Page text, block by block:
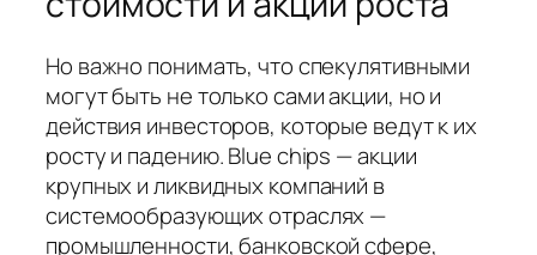
Но важно понимать, что спекулятивными
могут быть не только сами акции, но и
действия инвесторов, которые ведут к их
росту и падению. Blue chips — акции
крупных и ликвидных компаний в
системообразующих отраслях —
промышленности, банковской сфере,